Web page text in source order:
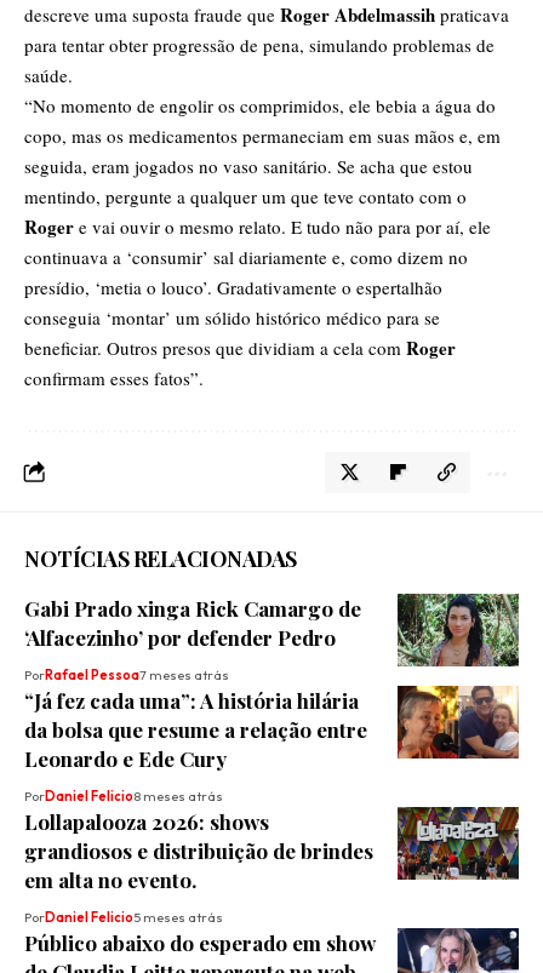
descreve uma suposta fraude que Roger Abdelmassih praticava
para tentar obter progressão de pena, simulando problemas de
saúde.
“No momento de engolir os comprimidos, ele bebia a água do
copo, mas os medicamentos permaneciam em suas mãos e, em
seguida, eram jogados no vaso sanitário. Se acha que estou
mentindo, pergunte a qualquer um que teve contato com o
Roger e vai ouvir o mesmo relato. E tudo não para por aí, ele
continuava a ‘consumir’ sal diariamente e, como dizem no
presídio, ‘metia o louco’. Gradativamente o espertalhão
conseguia ‘montar’ um sólido histórico médico para se
beneficiar. Outros presos que dividiam a cela com Roger
confirmam esses fatos”.
NOTÍCIAS RELACIONADAS
​Gabi Prado xinga Rick Camargo de
‘Alfacezinho’ por defender Pedro
PorRafael Pessoa7 meses atrás
“Já fez cada uma”: A história hilária
da bolsa que resume a relação entre
Leonardo e Ede Cury
PorDaniel Felicio8 meses atrás
Lollapalooza 2026: shows
grandiosos e distribuição de brindes
em alta no evento.
PorDaniel Felicio5 meses atrás
Público abaixo do esperado em show